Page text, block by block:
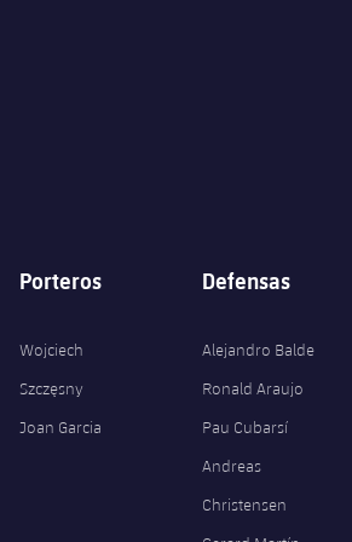
Porteros
Wojciech
Szczęsny
Joan Garcia
Defensas
Alejandro Balde
Ronald Araujo
Pau Cubarsí
Andreas
Christensen